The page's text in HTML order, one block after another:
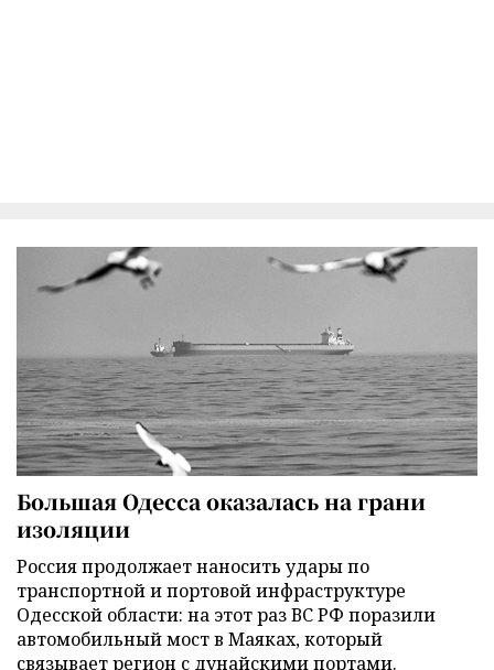
Большая Одесса оказалась на грани
изоляции
Россия продолжает наносить удары по
транспортной и портовой инфраструктуре
Одесской области: на этот раз ВС РФ поразили
автомобильный мост в Маяках, который
связывает регион с дунайскими портами.